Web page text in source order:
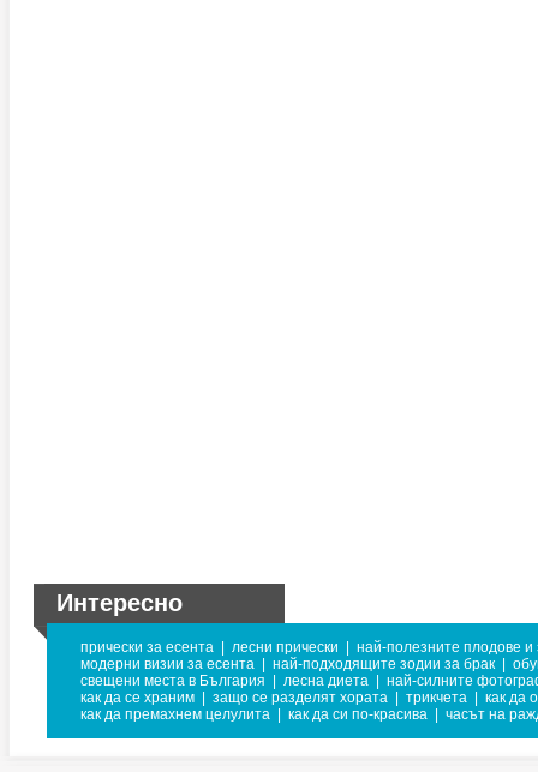
Интересно
прически за есента лесни прически
най-полезните плодове и
модерни визии за есента
най-подходящите зодии за брак
свещени места в България
лесна диета
най-силните
как да се храним
защо се разделят хората трикчета
как да
как да премахнем целулита
как да си по-красива часът на